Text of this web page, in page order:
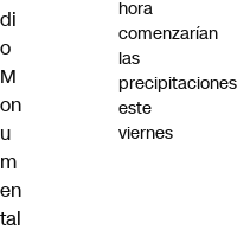
di
o
M
on
u
m
en
tal
hora
comenzarían
las
precipitaciones
este
viernes